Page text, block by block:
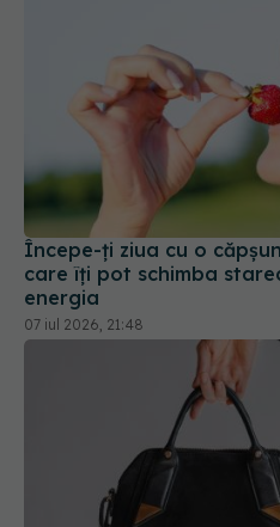
Începe-ți ziua cu o
care îți pot schimba
energia
07 iul 2026, 21:48